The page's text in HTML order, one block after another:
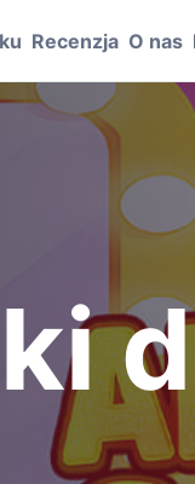
Recenzja O nas